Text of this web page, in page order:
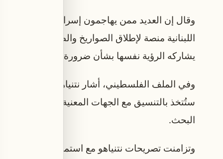
وقال إن العديد ممن يهاجمون إسرائيل يتمركزون
اللبنانية منصة لإطلاق الصواريخ والطائرات
يشاركه الرؤية نفسها بشأن ضرورة نزع سلاح الحزب
وفي الملف الفلسطيني، أشار نتنياهو إلى أن
ستُتخذ بالتنسيق مع الجهات المعنية، موضحاً أن
البحث.
وتزامنت تصريحات نتنياهو مع استمرار المحادثات